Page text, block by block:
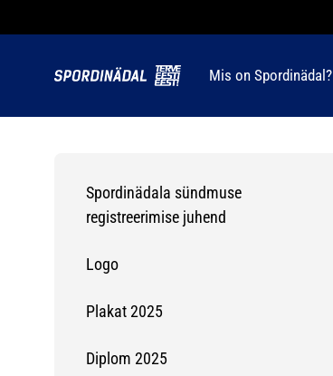
Mis on Spordinädal?
Spordinädala sündmuse
registreerimise juhend
Logo
Plakat 2025
Diplom 2025